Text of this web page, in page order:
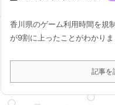
香川県のゲーム利用時間を規
が9割に上ったことがわかり
記事を